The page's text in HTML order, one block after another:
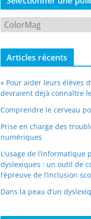
c
h
Articles récents
« Pour aider leurs élèves
devraient déjà connaître
Comprendre le cerveau
Prise en charge des
numériques
L’usage de l’informatique
dyslexiques : un outil de
l’épreuve de l’inclusion
Dans la peau d’un